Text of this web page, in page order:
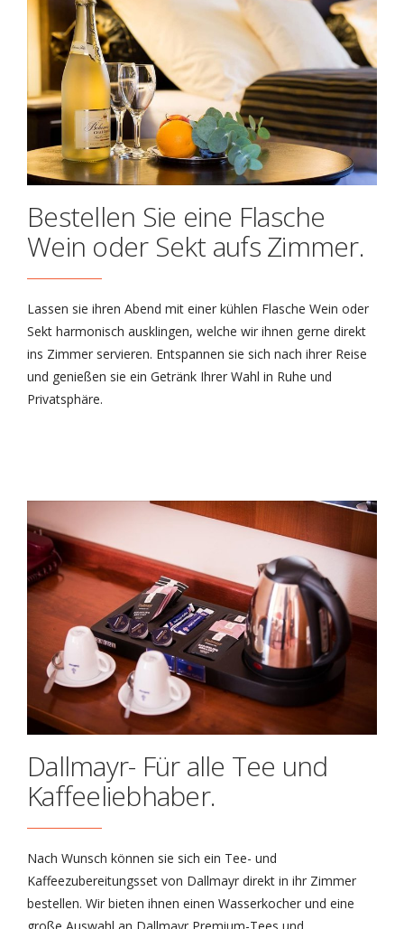
Bestellen Sie eine Flasche
Wein oder Sekt aufs Zimmer.
Lassen sie ihren Abend mit einer kühlen Flasche Wein oder
Sekt harmonisch ausklingen, welche wir ihnen gerne direkt
ins Zimmer servieren. Entspannen sie sich nach ihrer Reise
und genießen sie ein Getränk Ihrer Wahl in Ruhe und
Privatsphäre.
Dallmayr- Für alle Tee und
Kaffeeliebhaber.
Nach Wunsch können sie sich ein Tee- und
Kaffeezubereitungsset von Dallmayr direkt in ihr Zimmer
bestellen. Wir bieten ihnen einen Wasserkocher und eine